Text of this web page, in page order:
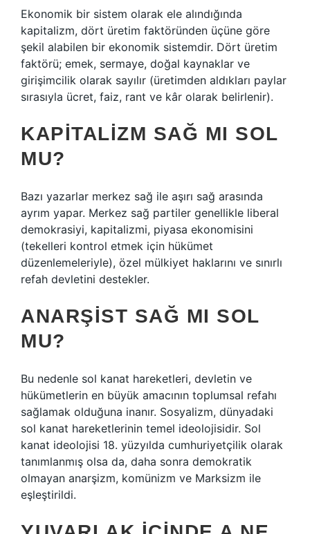
Ekonomik bir sistem olarak ele alındığında
kapitalizm, dört üretim faktöründen üçüne göre
şekil alabilen bir ekonomik sistemdir. Dört üretim
faktörü; emek, sermaye, doğal kaynaklar ve
girişimcilik olarak sayılır (üretimden aldıkları paylar
sırasıyla ücret, faiz, rant ve kâr olarak belirlenir).
KAPITALIZM SAĞ MI SOL
MU?
Bazı yazarlar merkez sağ ile aşırı sağ arasında
ayrım yapar. Merkez sağ partiler genellikle liberal
demokrasiyi, kapitalizmi, piyasa ekonomisini
(tekelleri kontrol etmek için hükümet
düzenlemeleriyle), özel mülkiyet haklarını ve sınırlı
refah devletini destekler.
ANARŞIST SAĞ MI SOL
MU?
Bu nedenle sol kanat hareketleri, devletin ve
hükümetlerin en büyük amacının toplumsal refahı
sağlamak olduğuna inanır. Sosyalizm, dünyadaki
sol kanat hareketlerinin temel ideolojisidir. Sol
kanat ideolojisi 18. yüzyılda cumhuriyetçilik olarak
tanımlanmış olsa da, daha sonra demokratik
olmayan anarşizm, komünizm ve Marksizm ile
eşleştirildi.